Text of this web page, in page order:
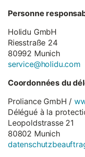
Personne
Holidu GmbH
Riesstraße 24
80992 Munich
service@holidu.com
Coordonnées du
Proliance GmbH /
Délégué à la
Leopoldstrasse 21
80802 Munich